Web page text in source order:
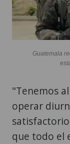
Guatemala
"Tenemos
operar
que todo el